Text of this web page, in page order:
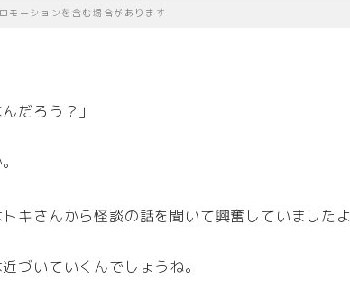
モーションを含む場合があります
だろう？」
キさんから怪談の話を聞いて興奮していましたよ
づいていくんでしょうね。